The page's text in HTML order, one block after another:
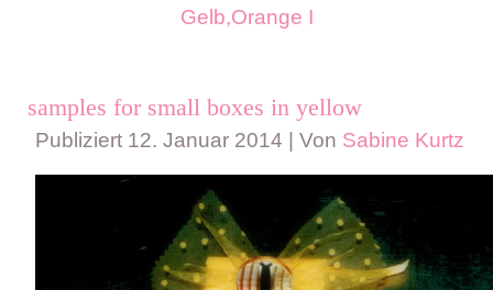
Gelb,Orange I
samples for small boxes in yellow
Publiziert 12. Januar 2014 Von Sabine Kurtz